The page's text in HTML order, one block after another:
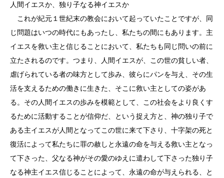
人間イエスか、独り子なる神イエスか
これが紀元１世紀末の教会において起っていたことですが、同
じ問題はいつの時代にもあったし、私たちの間にもあります。主
イエスを救い主と信じることにおいて、私たちも同じ問いの前に
立たされるのです。つまり、人間イエスが、この世の貧しい者、
虐げられている者の味方として歩み、彼らにパンを与え、その生
活を支えるための働きに生きた、そこに救い主としての姿があ
る。その人間イエスの歩みを模範として、この社会をより良くす
るために活動することが信仰だ、という捉え方と、神の独り子で
ある主イエスが人間となってこの世に来て下さり、十字架の死と
復活によって私たちに罪の赦しと永遠の命を与える救い主となっ
て下さった、父なる神がその愛のゆえに遣わして下さった独り子
なる神主イエス信じることによって、永遠の命が与えられる、と